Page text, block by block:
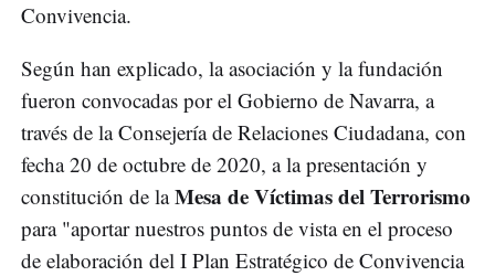
Convivencia.
Según han explicado, la asociación y la fundación
fueron convocadas por el Gobierno de Navarra, a
través de la Consejería de Relaciones Ciudadana, con
fecha 20 de octubre de 2020, a la presentación y
constitución de laMesa de Víctimas del Terrorismo
para "aportar nuestros puntos de vista en el proceso
de elaboración del I Plan Estratégico de Convivencia